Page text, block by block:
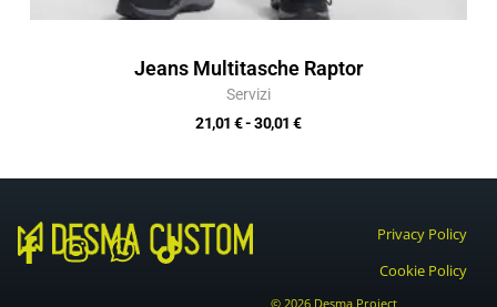
Jeans Multitasche Raptor
Servizi
21,01€- 30,01€
F
I
W
T
Privacy Policy
Cookie Policy
© 2026 Desma Project